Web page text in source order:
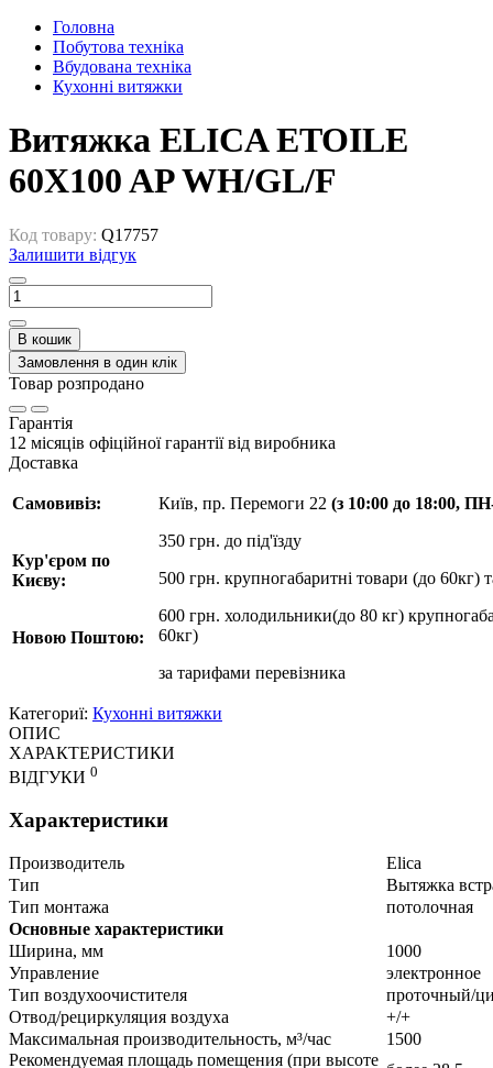
Головна
Побутова техніка
Вбудована техніка
Кухонні витяжки
Витяжка ELICA ETOILE
60X100 AP WH/GL/F
Код товару: Q17757
Залишити відгук
В кошик
Замовлення в один клік
Товар розпродано
Гарантія
12 місяців офіційної гарантії від виробника
Доставка
Самовивіз:
Кур'єром по
Києву:
Новою Поштою:
Київ, пр. Перемоги 22 (з 10:00 до 18:00,
350 грн. до під'їзду
500 грн. крупногабаритні товари (до 60кг)
600 грн. холодильники(до 80 кг)
60кг)
за тарифами перевізника
Категориї: Кухонні витяжки
ОПИС
ХАРАКТЕРИСТИКИ
ВІДГУКИ 0
Характеристики
Производитель
Elica
Тип
Вытяжка
Тип монтажа
потолочная
Основные характеристики
Ширина, мм
1000
Управление
электронное
Тип воздухоочистителя
проточный/
Отвод/рециркуляция воздуха
+/+
Mаксимальная производительность, м³/час
1500
Рекомендуемая площадь помещения (при высоте